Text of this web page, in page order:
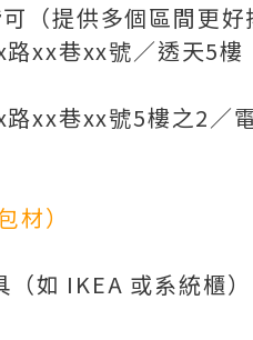
（提供多個區間更好
路xx巷xx號／透天5
路xx巷xx號5樓之2／
材）
如 IKEA 或系統櫃